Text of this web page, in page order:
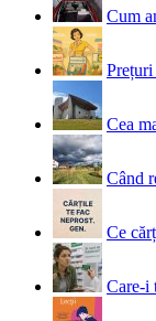
Cum
Prețuri
Cea
Când
Ce
Care-i